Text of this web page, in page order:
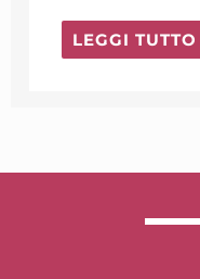
LEGGI TUTTO